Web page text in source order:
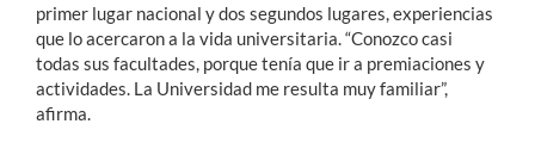
primer lugar nacional y dos segundos lugares, experiencias
que lo acercaron a la vida universitaria. “Conozco casi
todas sus facultades, porque tenía que ir a premiaciones y
actividades. La Universidad me resulta muy familiar”,
afirma.